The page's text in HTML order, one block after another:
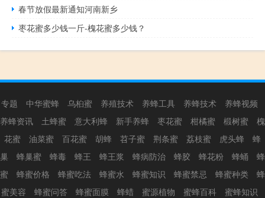
春节放假最新通知河南新乡
枣花蜜多少钱一斤-槐花蜜多少钱？
专题 中华蜜蜂 乌桕蜜 养殖技术 养蜂工具 养蜂技术
养蜂视频
养蜂资讯
土蜂蜜 意大利蜂 新手养蜂 枣花蜜 柑橘蜜 椴树蜜
槐
花蜜
油菜蜜 百花蜜 胡蜂 苕子蜜 荆条蜜 荔枝蜜 虎头蜂
蜂
巢
蜂巢蜜 蜂毒 蜂王 蜂王浆 蜂病防治 蜂胶 蜂花粉 蜂蛹
蜂
蜜
蜂蜜价格 蜂蜜吃法 蜂蜜水 蜂蜜知识 蜂蜜禁忌 蜂蜜种类
蜂
蜜美容
蜂蜜问答 蜂蜜面膜 蜂蜡 蜜源植物 蜜蜂百科
蜜蜂知识